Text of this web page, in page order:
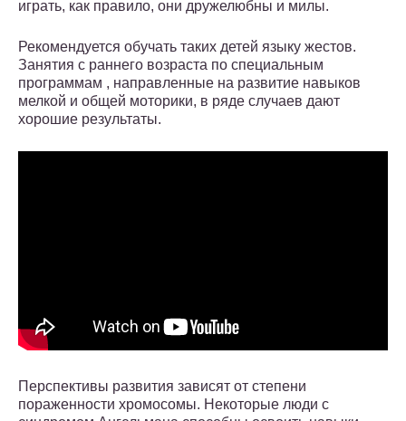
играть, как правило, они дружелюбны и милы.
Рекомендуется обучать таких детей языку жестов.
Занятия с раннего возраста по специальным
программам , направленные на развитие навыков
мелкой и общей моторики, в ряде случаев дают
хорошие результаты.
Перспективы развития зависят от степени
пораженности хромосомы. Некоторые люди с